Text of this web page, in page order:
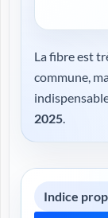
La fibre est
commune,
2025.
Indice